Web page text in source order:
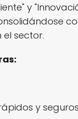
y
el sector.
y